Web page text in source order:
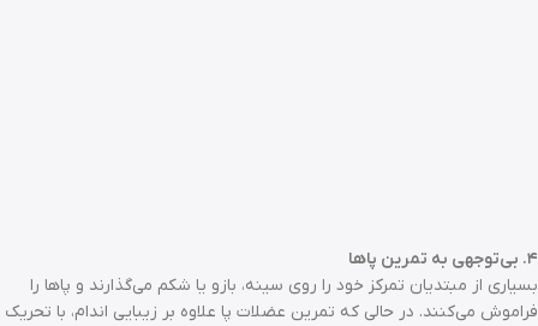
۴. بی‌توجهی به تمرین پاها
بسیاری از مبتدیان تمرکز خود را روی سینه، بازو یا شکم می‌گذارند و پاها را
فراموش می‌کنند. در حالی که تمرین عضلات پا علاوه بر زیبایی اندام، با تحریک